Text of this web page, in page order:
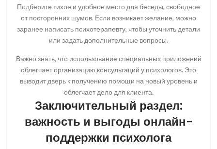
Подберите тихое и удобное место для беседы, свободное
от посторонних шумов. Если возникает желание, можно
заранее написать психотерапевту, чтобы уточнить детали
или задать дополнительные вопросы.
Важно знать, что использование специальных приложений
облегчает организацию консультаций у психологов. Это
выводит дверь к получению помощи на новый уровень и
облегчает дело для клиента.
Заключительный раздел:
важность и выгоды онлайн-
поддержки психолога